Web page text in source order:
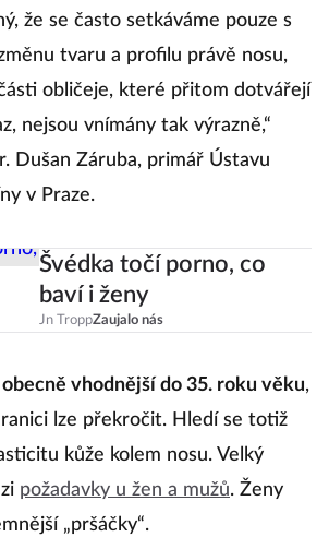
že se často setkáváme pouze s
tvaru a profilu právě nosu,
obličeje, které přitom dotvářejí
nejsou vnímány tak výrazně,“
Dušan Záruba, primář Ústavu
v Praze.
Švédka točí porno, co
baví i ženy
Jn TroppZaujalo nás
vhodnější do 35. roku věku,
lze překročit. Hledí se totiž
kůže kolem nosu. Velký
požadavky u žen a mužů. Ženy
„pršáčky“.